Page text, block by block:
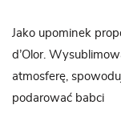
Jako upominek
d’Olor.
atmosferę,
podarować babci